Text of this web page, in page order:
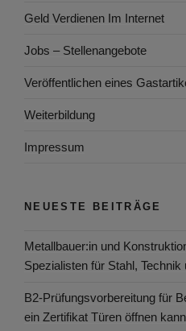
Geld Verdienen Im Internet
Jobs – Stellenangebote
Veröffentlichen eines
Weiterbildung
Impressum
NEUESTE BEITRÄGE
Metallbauer:in und
Spezialisten für Stahl,
B2-Prüfungsvorbereitung für
ein Zertifikat Türen öffnen kann